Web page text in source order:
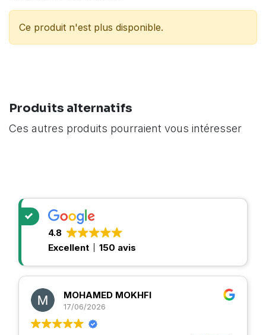
Ce produit n'est plus disponible.
Produits alternatifs
Ces autres produits pourraient vous intéresser
4.8
Excellent
150 avis
MOHAMED MOKHFI
17/06/2026